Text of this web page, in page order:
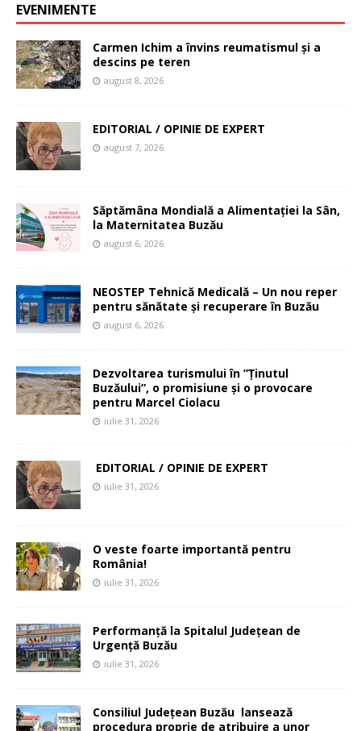
EVENIMENTE
Carmen Ichim a învins reumatismul și a
descins pe teren
august 8, 2026
EDITORIAL / OPINIE DE EXPERT
august 7, 2026
Săptămâna Mondială a Alimentației la Sân,
la Maternitatea Buzău
august 6, 2026
NEOSTEP Tehnică Medicală – Un nou reper
pentru sănătate și recuperare în Buzău
august 6, 2026
Dezvoltarea turismului în ”Ținutul
Buzăului”, o promisiune și o provocare
pentru Marcel Ciolacu
iulie 31, 2026
EDITORIAL / OPINIE DE EXPERT
iulie 31, 2026
O veste foarte importantă pentru
România!
iulie 31, 2026
Performanță la Spitalul Județean de
Urgență Buzău
iulie 31, 2026
Consiliul Județean Buzău lansează
procedura proprie de atribuire a unor